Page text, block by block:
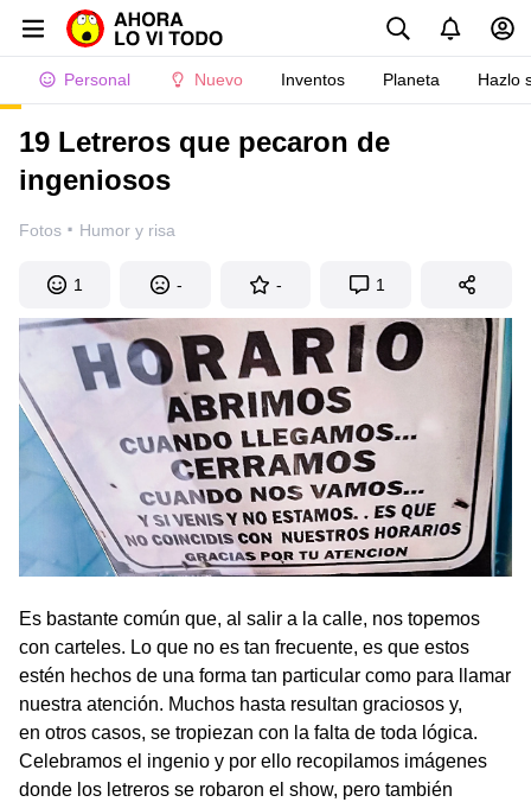
Personal Nuevo Inventos Planeta Hazlo
19 Letreros que pecaron de
ingeniosos
Fotos · Humor y risa
1 - - 1
Es bastante común que, al salir a la calle, nos topemos
con carteles. Lo que no es tan frecuente, es que estos
estén hechos de una forma tan particular como para llamar
nuestra atención. Muchos hasta resultan graciosos y,
en otros casos, se tropiezan con la falta de toda lógica.
Celebramos el ingenio y por ello recopilamos imágenes
donde los letreros se robaron el show, pero también